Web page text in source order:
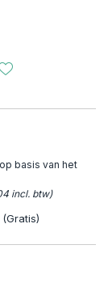
basis van het
incl. btw)